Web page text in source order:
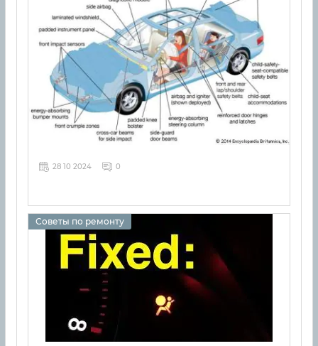
28 10 2024 0
Советы по ремонту